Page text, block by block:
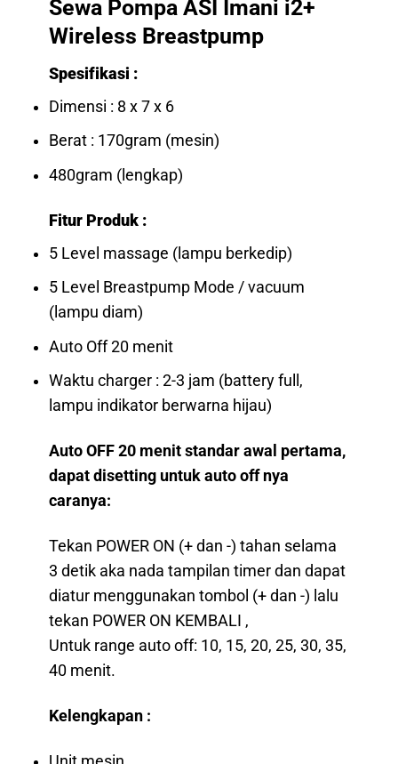
Sewa Pompa ASI Imani i2+
Wireless Breastpump
Spesifikasi :
Dimensi : 8 x 7 x 6
Berat : 170gram (mesin)
480gram (lengkap)
Fitur Produk :
5 Level massage (lampu berkedip)
5 Level Breastpump Mode / vacuum
(lampu diam)
Auto Off 20 menit
Waktu charger : 2-3 jam (battery full,
lampu indikator berwarna hijau)
Auto OFF 20 menit standar awal pertama,
dapat disetting untuk auto off nya
caranya:
Tekan POWER ON (+ dan -) tahan selama
3 detik aka nada tampilan timer dan dapat
diatur menggunakan tombol (+ dan -) lalu
tekan POWER ON KEMBALI ,
Untuk range auto off: 10, 15, 20, 25, 30, 35,
40 menit.
Kelengkapan :